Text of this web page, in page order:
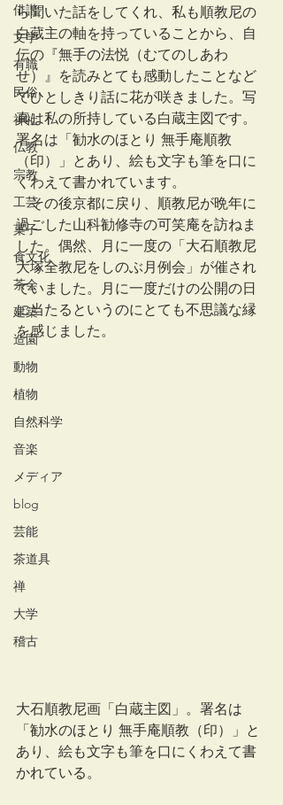
俳諧
文学
有職
民俗
神社
仏教
宗教
工芸
菓子
食文化
茶会
建築
造園
動物
植物
自然科学
音楽
メディア
blog
芸能
茶道具
禅
大学
稽古
ら聞いた話をしてくれ、私も順教尼の
白蔵主の軸を持っていることから、自
伝の『無手の法悦（むてのしあわ
せ）』を読みとても感動したことなど
でひとしきり話に花が咲きました。写
真は私の所持している白蔵主図です。
署名は「勧水のほとり 無手庵順教
（印）」とあり、絵も文字も筆を口に
くわえて書かれています。
その後京都に戻り、順教尼が晩年に
過ごした山科勧修寺の可笑庵を訪ねま
した。偶然、月に一度の「大石順教尼
大塚全教尼をしのぶ月例会」が催され
ていました。月に一度だけの公開の日
に当たるというのにとても不思議な縁
を感じました。
大石順教尼画「白蔵主図」。署名は
「勧水のほとり 無手庵順教（印）」と
あり、絵も文字も筆を口にくわえて書
かれている。